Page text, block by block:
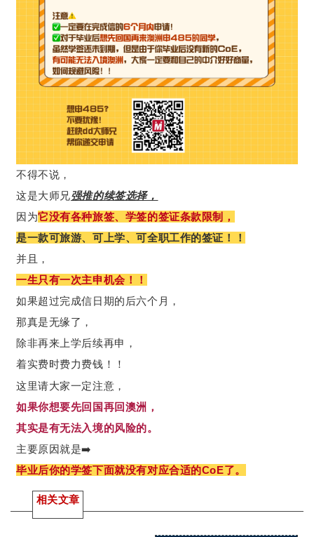
不得不说，
这是大师兄强推的续签选择，
因为它没有各种旅签、学签的签证条款限制，
是一款可旅游、可上学、可全职工作的签证！！
并且，
一生只有一次主申机会！！
如果超过完成信日期的后六个月，
那真是无缘了，
除非再来上学后续再申，
着实费时费力费钱！！
这里请大家一定注意，
如果你想要先回国再回澳洲，
其实是有无法入境的风险的。
主要原因就是➡️
毕业后你的学签下面就没有对应合适的CoE了。
相关文章